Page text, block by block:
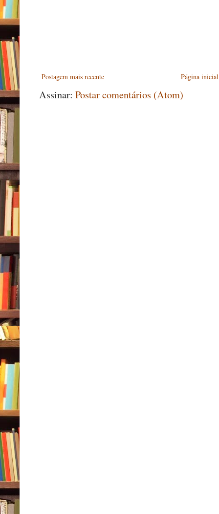
Postagem mais recente Página inicial
Assinar: Postar comentários (Atom)